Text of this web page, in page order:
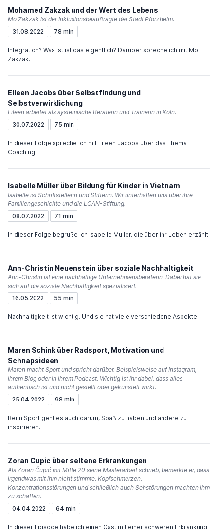
Mohamed Zakzak und der Wert des Lebens
Mo Zakzak ist der Inklusionsbeauftragte der Stadt Pforzheim.
31.08.2022
78 min
Integration? Was ist ist das eigentlich? Darüber spreche ich mit Mo
Zakzak.
Eileen Jacobs über Selbstfindung und
Selbstverwirklichung
Eileen arbeitet als systemische Beraterin und Trainerin in Köln.
30.07.2022
75 min
In dieser Folge spreche ich mit Eileen Jacobs über das Thema
Coaching.
Isabelle Müller über Bildung für Kinder in Vietnam
Isabelle ist Schriftstellerin und Stifterin. Wir unterhalten uns über ihre
Familiengeschichte und die LOAN-Stiftung.
08.07.2022
71 min
In dieser Folge begrüße ich Isabelle Müller, die über ihr Leben erzählt.
Ann-Christin Neuenstein über soziale Nachhaltigkeit
Ann-Christin ist eine nachhaltige Unternehmensberaterin. Dabei hat sie
sich auf die soziale Nachhaltigkeit spezialisiert.
16.05.2022
55 min
Nachhaltigkeit ist wichtig. Und sie hat viele verschiedene Aspekte.
Maren Schink über Radsport, Motivation und
Schnapsideen
Maren macht Sport und spricht darüber. Beispielsweise auf Instagram,
ihrem Blog oder in ihrem Podcast. Wichtig ist ihr dabei, dass alles
authentisch ist und nicht gestellt oder gekünstelt wirkt.
25.04.2022
98 min
Beim Sport geht es auch darum, Spaß zu haben und andere zu
inspirieren.
Zoran Cupic über seltene Erkrankungen
Als Zoran Čupić mit Mitte 20 seine Masterarbeit schrieb, bemerkte er, dass
irgendwas mit ihm nicht stimmte. Kopfschmerzen,
Konzentrationsstörungen und schließlich auch Sehstörungen machten ihm
zu schaffen.
04.04.2022
64 min
In dieser Episode habe ich einen Gast mit einer schweren Erkrankung.